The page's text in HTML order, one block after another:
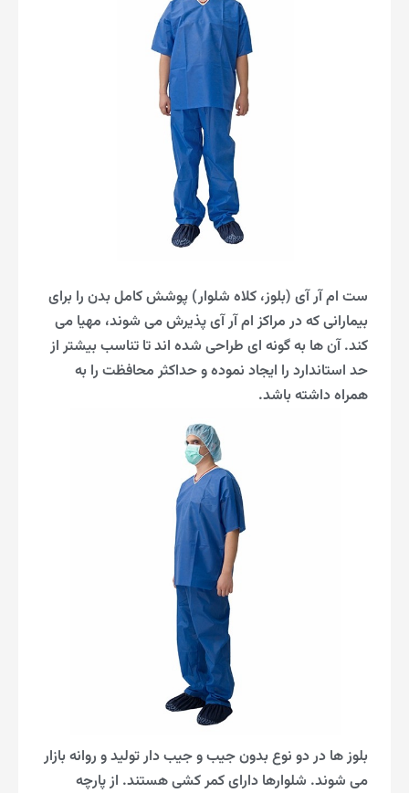
ست ام آر آی (بلوز، کلاه شلوار) پوشش کامل بدن را برای
بیمارانی که در مراکز ام آر آی پذیرش می شوند، مهیا می
کند. آن ها به گونه ای طراحی شده اند تا تناسب بیشتر از
حد استاندارد را ایجاد نموده و حداکثر محافظت را به
همراه داشته باشد.
بلوز ها در دو نوع بدون جیب و جیب دار تولید و روانه بازار
می شوند. شلوارها دارای کمر کشی هستند. از پارچه